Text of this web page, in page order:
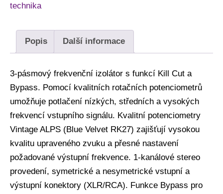
technika
Popis Další informace
3-pásmový frekvenční izolátor s funkcí Kill Cut a
Bypass. Pomocí kvalitních rotačních potenciometrů
umožňuje potlačení nízkých, středních a vysokých
frekvencí vstupního signálu. Kvalitní potenciometry
Vintage ALPS (Blue Velvet RK27) zajišťují vysokou
kvalitu upraveného zvuku a přesné nastavení
požadované výstupní frekvence. 1-kanálové stereo
provedení, symetrické a nesymetrické vstupní a
výstupní konektory (XLR/RCA). Funkce Bypass pro